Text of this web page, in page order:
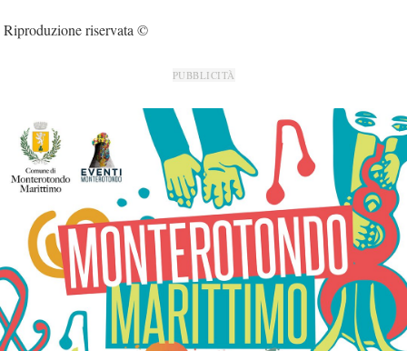
Riproduzione riservata ©
PUBBLICITÀ